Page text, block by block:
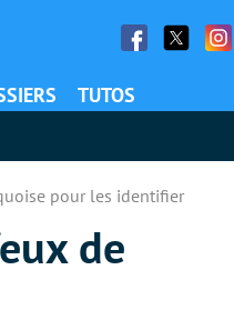
Facebook
Twitter
TUTOS
pour les identifier
de